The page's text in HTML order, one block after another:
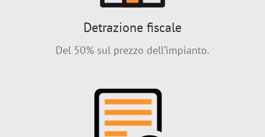
Detrazione fiscale
Del 50% sul prezzo dell’impianto.